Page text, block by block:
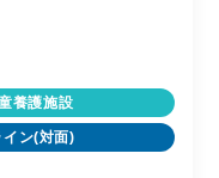
養護施設
イン(対面)